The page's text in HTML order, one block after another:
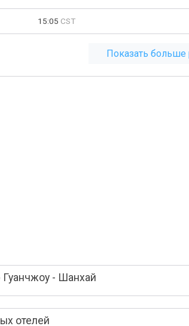
15:05 CST
Показать больше
- Шанхай
отелей